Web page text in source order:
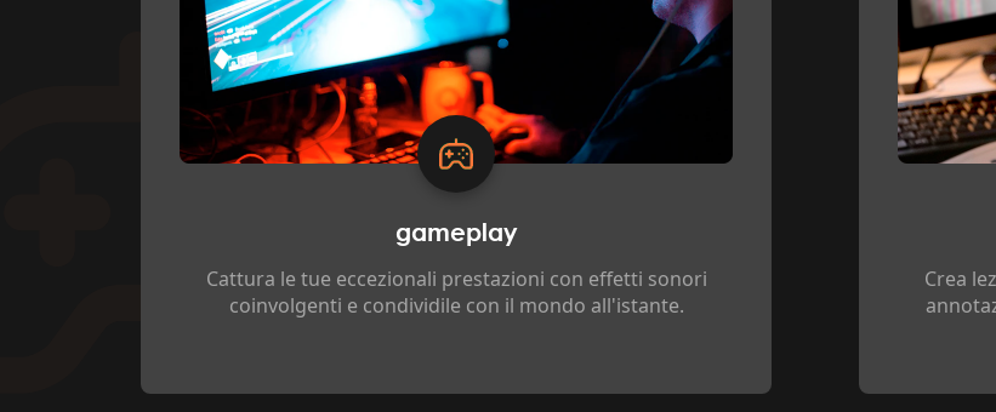
gameplay
Cattura le tue eccezionali prestazioni con effetti sonori
coinvolgenti e condividile con il mondo all'istante.
Crea